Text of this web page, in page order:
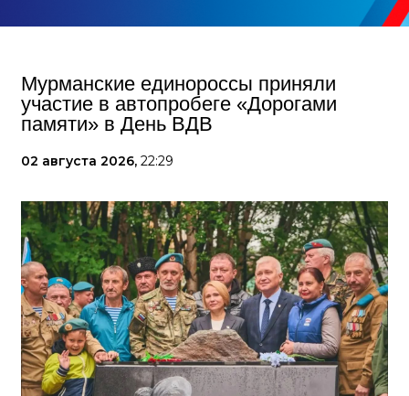
Мурманские единороссы приняли
участие в автопробеге «Дорогами
памяти» в День ВДВ
02 августа 2026, 22:29